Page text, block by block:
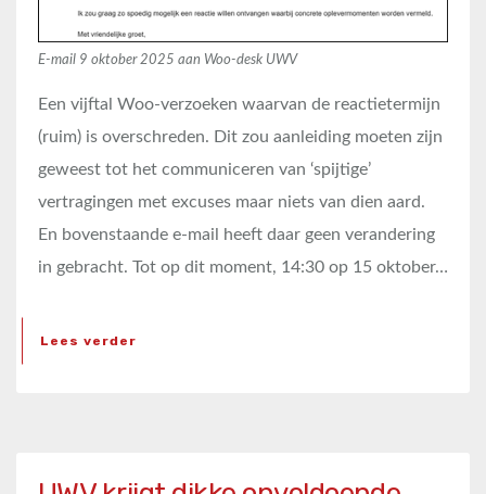
E-mail 9 oktober 2025 aan Woo-desk UWV
Een vijftal Woo-verzoeken waarvan de reactietermijn
(ruim) is overschreden. Dit zou aanleiding moeten zijn
geweest tot het communiceren van ‘spijtige’
vertragingen met excuses maar niets van dien aard.
En bovenstaande e-mail heeft daar geen verandering
in gebracht. Tot op dit moment, 14:30 op 15 oktober…
Lees verder